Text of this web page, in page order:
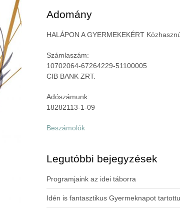
Adomány
HALÁPON A GYERMEKEKÉRT
Számlaszám:
10702064-67264229-51100005
CIB BANK ZRT.
Adószámunk:
18282113-1-09
Beszámolók
Legutóbbi bejegyzések
Programjaink az idei táborra
Idén is fantasztikus Gyermeknapot